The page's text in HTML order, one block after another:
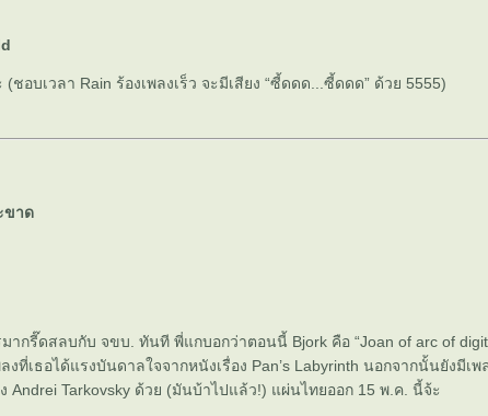
อบเวลา Rain ร้องเพลงเร็ว จะมีเสียง “ซี้ดดด...ซี้ดดด” ด้วย 5555)
ขาด
ากรี๊ดสลบกับ จขบ. ทันที พี่แกบอกว่าตอนนี้ Bjork คือ “Joan of arc of
งที่เธอได้แรงบันดาลใจจากหนังเรื่อง Pan’s Labyrinth นอกจากนั้นยังมีเพ
Andrei Tarkovsky ด้วย (มันบ้าไปแล้ว!) แผ่นไทยออก 15 พ.ค. นี้จ้ะ